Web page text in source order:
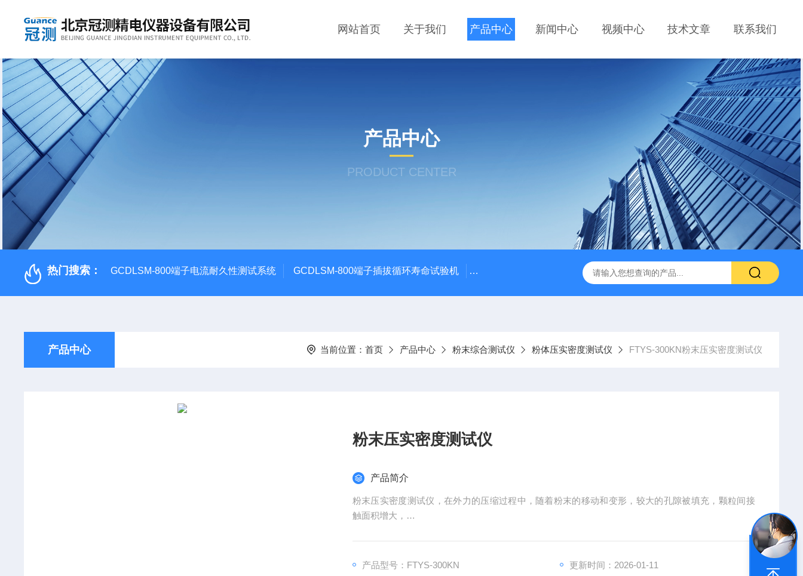
网站首页 关于我们 产品中心 新闻中心 视频中心 技术文章 联系我们
产品中心
PRODUCT CENTER
热门搜索： GCDLSM-800端子电流耐久性测试系统 GCDLSM-800端子插拔循环寿命试验机 GCDLSM-800端子高低温循环测试仪 GCDLSM-800端子电流循环寿命试
产品中心 当前位置： 首页 产品中心 粉末综合测试仪 粉体压实密度测试仪 FTYS-300KN粉末压实密度测试仪
粉末压实密度测试仪
产品简介
粉末压实密度测试仪，在外力的压缩过程中，随着粉末的移动和变形，较大的孔隙被填充，颗粒间接
触面积增大，
产品型号：FTYS-300KN 更新时间：2026-01-11